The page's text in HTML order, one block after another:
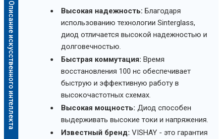
Описание искусственного интеллекта
Высокая надежность: Благодаря
использованию технологии Sinterglass,
диод отличается высокой надежностью и
долговечностью.
Быстрая коммутация: Время
восстановления 100 нс обеспечивает
быструю и эффективную работу в
высокочастотных схемах.
Высокая мощность: Диод способен
выдерживать высокие токи и напряжения.
Известный бренд: VISHAY - это гарантия